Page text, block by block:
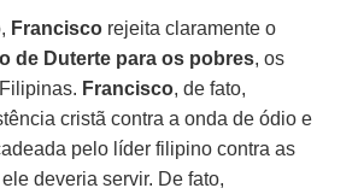
Francisco rejeita claramente o
de Duterte para os pobres, os
Francisco, de fato,
cristã contra a onda de ódio e
pelo líder filipino contra as
deveria servir. De fato,